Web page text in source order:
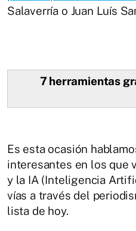
Salaverría o Juan Luís
7 herramientas
Es esta ocasión
interesantes en los que
y la IA (Inteligencia
vías a través del
lista de hoy.